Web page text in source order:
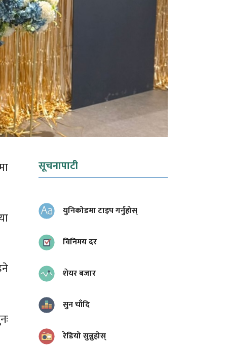
सूचनापाटी
युनिकोडमा टाइप गर्नुहोस्
विनिमय दर
शेयर बजार
सुन चाँदि
रेडियो सुन्नुहोस्